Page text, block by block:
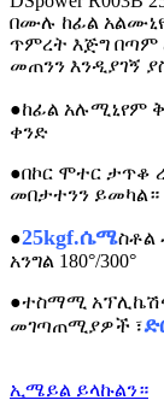
በሙሉ ከፊል
ጥምረት እጅግ በጣም
መጠንን እንዲያገኝ
●ከፊል አሉሚኒየም
ቀንድ
●በኮር ሞተር ታጥቆ
መበታተንን ይመካል።
●25kgf.ሴሜስቶል
አንግል 180°/300°
●ተስማሚ
መገጣጠሚያዎች ፣
ኢሜይል ይላኩልን።